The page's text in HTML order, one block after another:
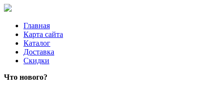
Главная
Карта сайта
Каталог
Доставка
Скидки
Что нового?